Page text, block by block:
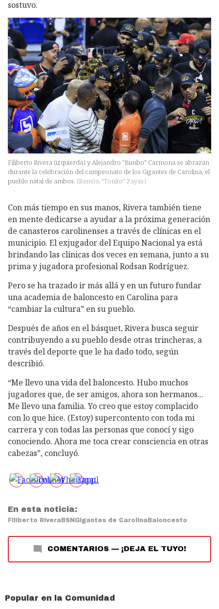
sostuvo.
Filiberto Rivera (izquierda) y Alejandro "Bimbo" Carmona se abrazan
durante la celebración del campeonato de los Gigantes de Carolina, el
pueblo natal de ambos. (Ramón “Tonito” Zayas)
Con más tiempo en sus manos, Rivera también tiene
en mente dedicarse a ayudar a la próxima generación
de canasteros carolinenses a través de clínicas en el
municipio. El exjugador del Equipo Nacional ya está
brindando las clínicas dos veces en semana, junto a su
prima y jugadora profesional Rodsan Rodríguez.
Pero se ha trazado ir más allá y en un futuro fundar
una academia de baloncesto en Carolina para
“cambiar la cultura” en su pueblo.
Después de años en el básquet, Rivera busca seguir
contribuyendo a su pueblo desde otras trincheras, a
través del deporte que le ha dado todo, según
describió.
“Me llevo una vida del baloncesto. Hubo muchos
jugadores que, de ser amigos, ahora son hermanos...
Me llevo una familia. Yo creo que estoy complacido
con lo que hice. (Estoy) supercontento con toda mi
carrera y con todas las personas que conocí y sigo
conociendo. Ahora me toca crear consciencia en otras
cabezas”, concluyó.
En esta noticia:
Filiberto RiveraBSNGigantes de CarolinaBaloncesto
COMENTARIOS — ¡DEJA EL TUYO!
Popular en la Comunidad